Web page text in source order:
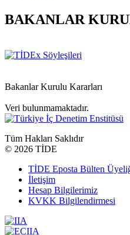
BAKANLAR
Bakanlar Kurulu Kararları
Veri bulunmamaktadır.
Tüm Hakları Saklıdır
© 2026 TİDE
TİDE Eposta Bülten
İletişim
Hesap Bilgilerimiz
KVKK Bilgilendirmesi